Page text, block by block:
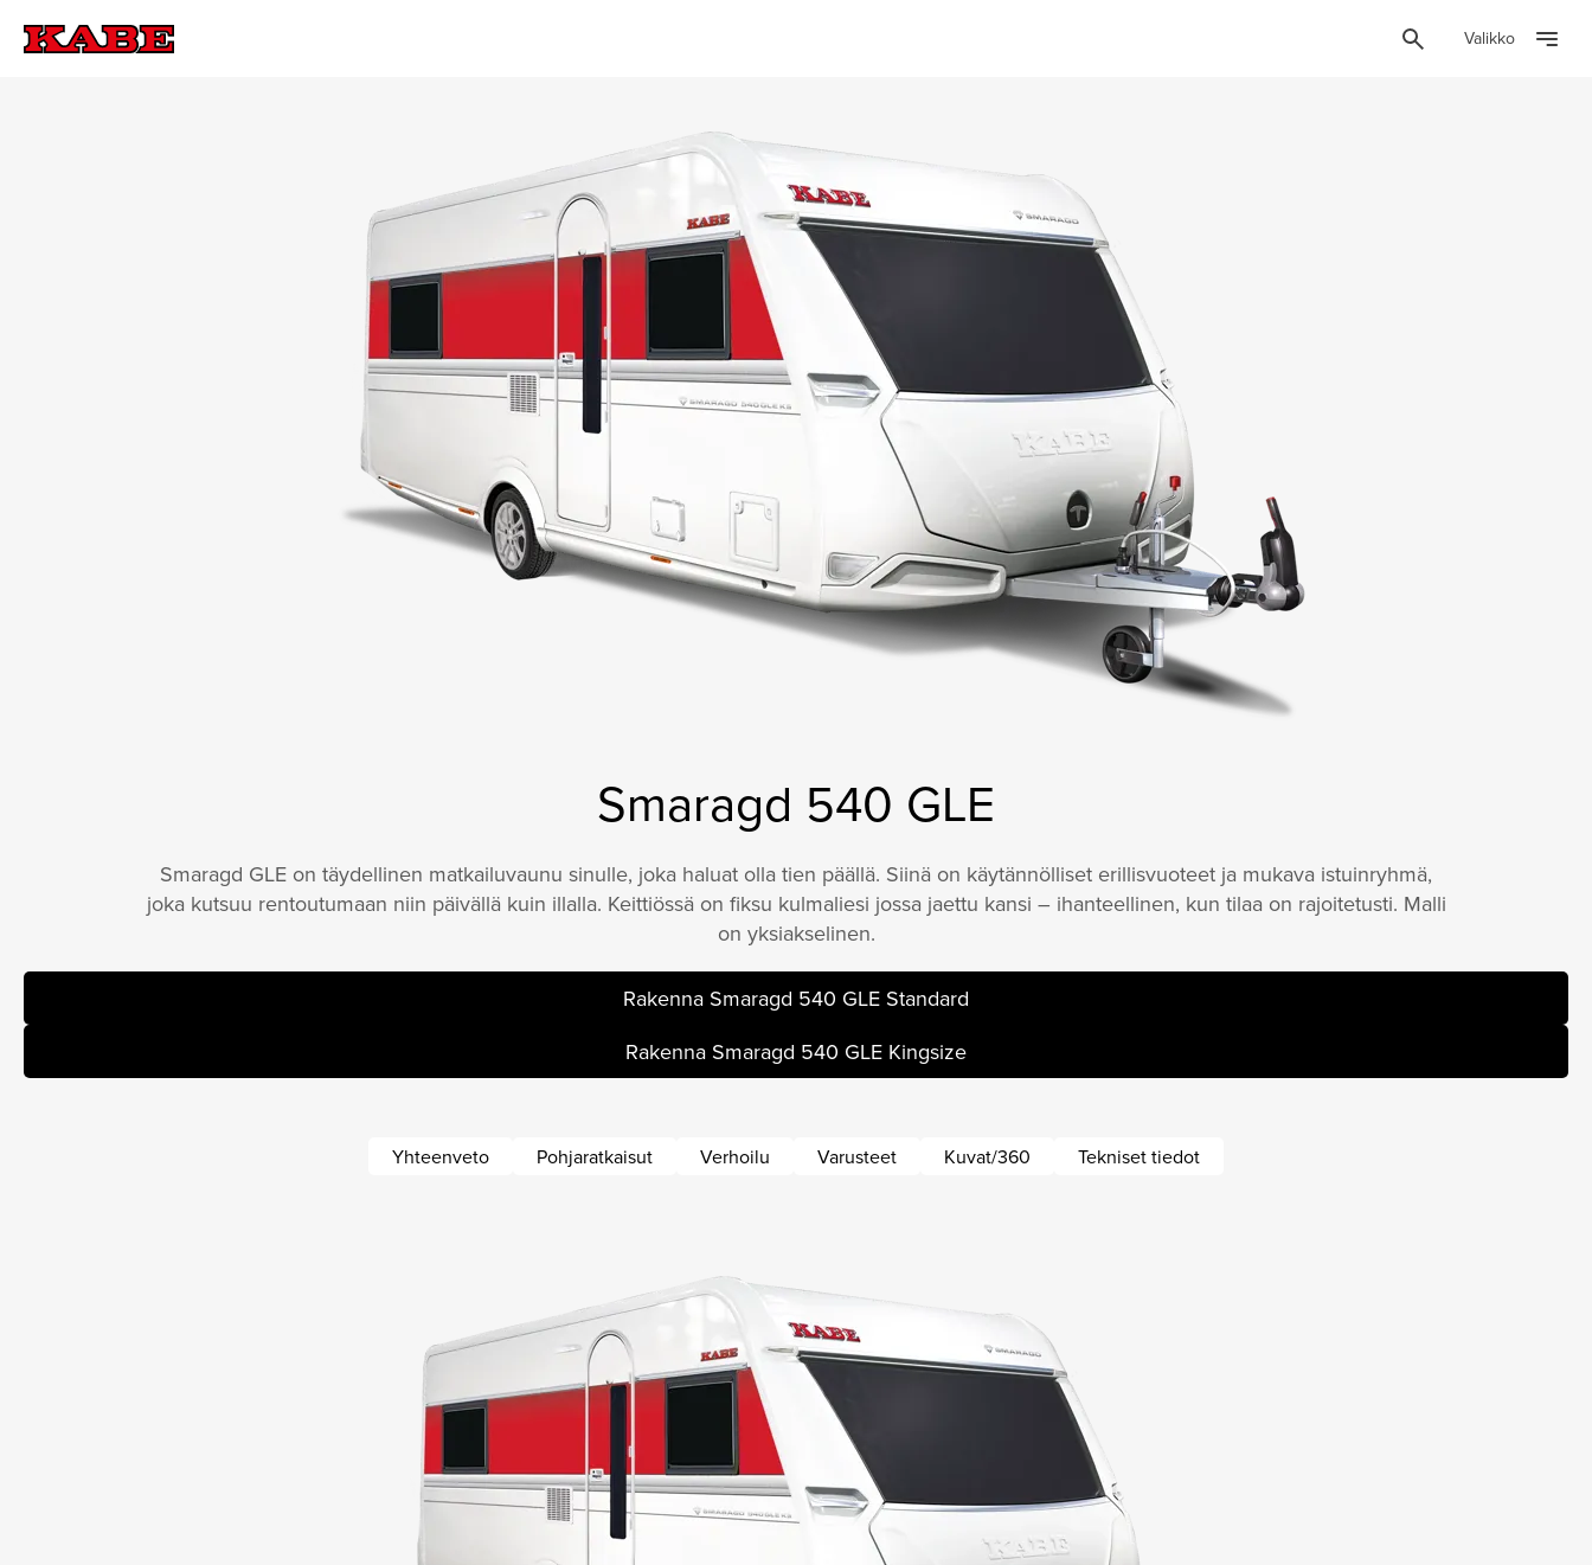
Valikko
Smaragd 540 GLE
Smaragd GLE on täydellinen matkailuvaunu sinulle, joka haluat olla tien päällä. Siinä on käytännölliset erillisvuoteet ja mukava istuinryhmä,
joka kutsuu rentoutumaan niin päivällä kuin illalla. Keittiössä on fiksu kulmaliesi jossa jaettu kansi – ihanteellinen, kun tilaa on rajoitetusti. Malli
on yksiakselinen.
Rakenna Smaragd 540 GLE Standard
Rakenna Smaragd 540 GLE Kingsize
Yhteenveto Pohjaratkaisut Verhoilu Varusteet Kuvat/360 Tekniset tiedot